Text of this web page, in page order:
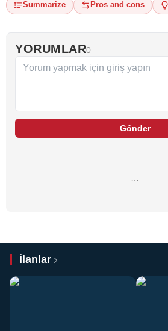
Summarize Pros and cons
YORUMLAR0
Gönder
İlanlar